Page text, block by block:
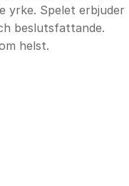
yrke. Spelet erbjuder
beslutsfattande.
helst.